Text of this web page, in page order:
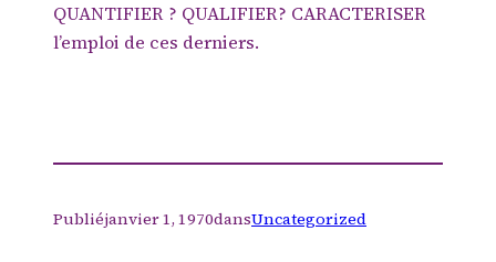
QUANTIFIER ? QUALIFIER? CARACTERISER
l’emploi de ces derniers.
Publiéjanvier 1, 1970dansUncategorized